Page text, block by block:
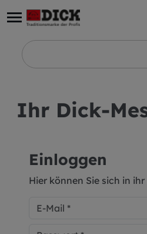
Ihr Dick-
Einloggen
Hier können Sie sich in